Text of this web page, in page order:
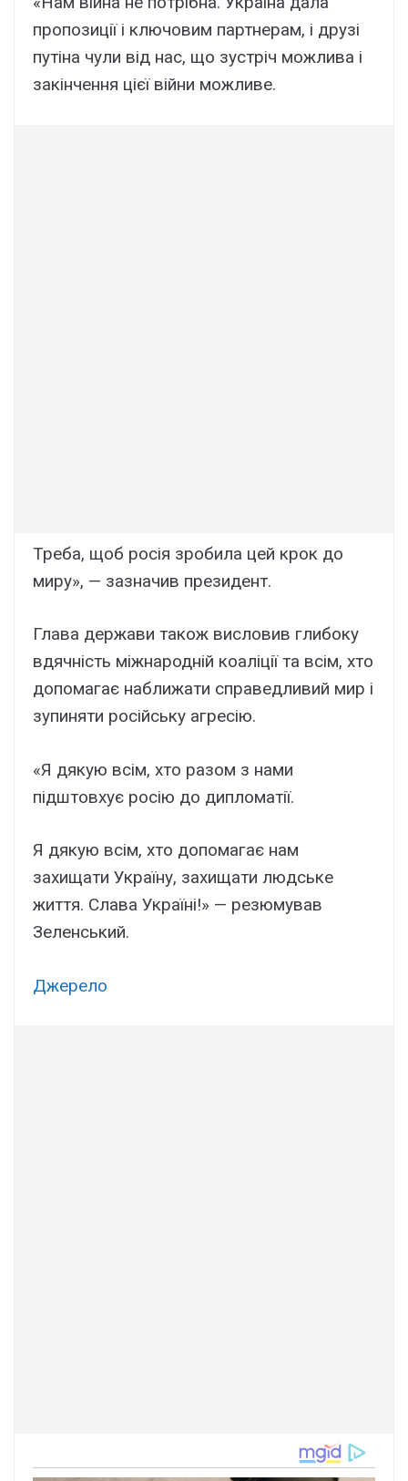
пропозиції і ключовим партнерам, і друзі
путіна чули від нас, що зустріч можлива і
закінчення цієї війни можливе.
Треба, щоб росія зробила цей крок до
миру», — зазначив президент.
Глава держави також висловив глибоку
вдячність міжнародній коаліції та всім, хто
допомагає наближати справедливий мир і
зупиняти російську агресію.
«Я дякую всім, хто разом з нами
підштовхує росію до дипломатії.
Я дякую всім, хто допомагає нам
захищати Україну, захищати людське
життя. Слава Україні!» — резюмував
Зеленський.
Джерело